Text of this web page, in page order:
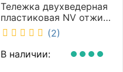
Тележка двухведерная
пластиковая NV отжим
2х23л NV-11574
(2)
В наличии: